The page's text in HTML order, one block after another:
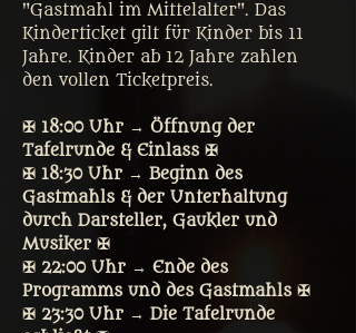
"Gastmahl im Mittelalter". Das
Kinderticket gilt für Kinder bis 11
Jahre. Kinder ab 12 Jahre zahlen
den vollen Ticketpreis.
✠ 18:00 Uhr → Öffnung der
Tafelrunde & Einlass ✠
✠ 18:30 Uhr → Beginn des
Gastmahls & der Unterhaltung
durch Darsteller, Gaukler und
Musiker ✠
✠ 22:00 Uhr → Ende des
Programms und des Gastmahls ✠
✠ 23:30 Uhr → Die Tafelrunde